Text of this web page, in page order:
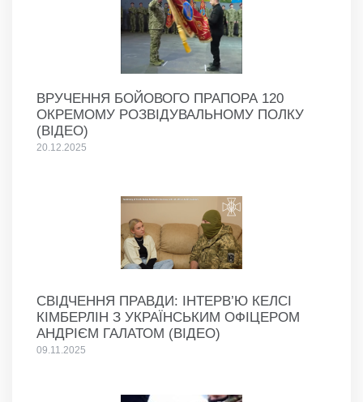
ВРУЧЕННЯ БОЙОВОГО ПРАПОРА 120
ОКРЕМОМУ РОЗВІДУВАЛЬНОМУ ПОЛКУ
(ВІДЕО)
20.12.2025
СВІДЧЕННЯ ПРАВДИ: ІНТЕРВ’Ю КЕЛСІ
КІМБЕРЛІН З УКРАЇНСЬКИМ ОФІЦЕРОМ
АНДРІЄМ ГАЛАТОМ (ВІДЕО)
09.11.2025